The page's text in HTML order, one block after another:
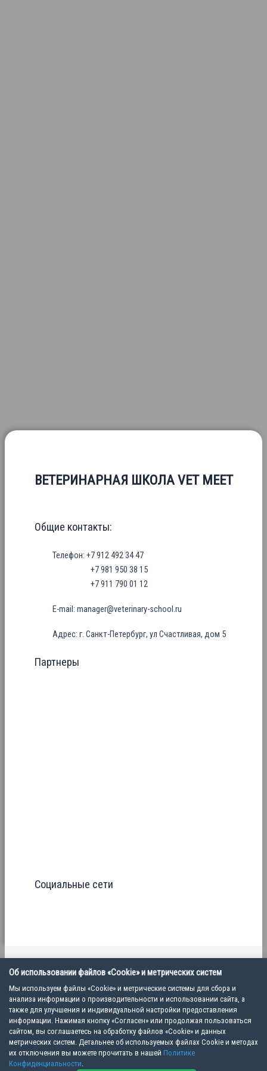
ВЕТЕРИНАРНАЯ ШКОЛА VET MEET
Общие контакты:
Телефон: +7 912 492 34 47
+7 981 950 38 15
+7 911 790 01 12
E-mail: manager@veterinary-school.ru
Адрес: г. Санкт-Петербург, ул Счастливая, дом 5
Партнеры
Социальные сети
Политика конфиденциальности
Пользовательское соглашение
Copyright © 2026 Ветеринарная школа VET MEET | ООО "ВМ", ИНН 7805824035
Об использовании файлов «Cookie» и метрических систем
Мы используем файлы «Cookie» и метрические системы для сбора и
анализа информации о производительности и использовании сайта, а
также для улучшения и индивидуальной настройки предоставления
информации. Нажимая кнопку «Согласен» или продолжая пользоваться
сайтом, вы соглашаетесь на обработку файлов «Cookie» и данных
метрических систем. Детальнее об используемых файлах Cookie и методах
их отключения вы можете прочитать в нашей Политике
Конфиденциальности.